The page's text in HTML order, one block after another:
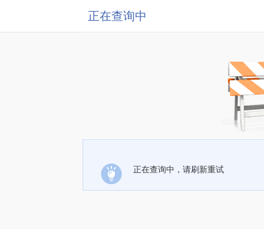
正在查询中
正在查询中，请刷新重试